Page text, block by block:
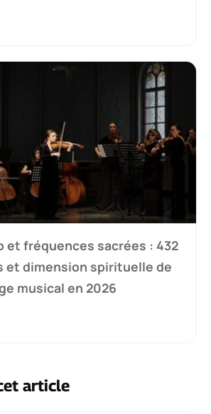
et fréquences sacrées : 432
et dimension spirituelle de
musical en 2026
article